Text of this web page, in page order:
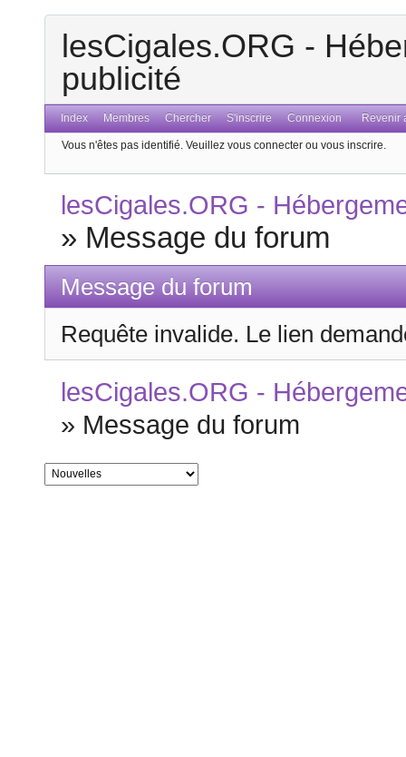
lesCigales.ORG -
publicité
Index Membres Chercher S'inscrire Connexion Revenir
Vous n'êtes pas identifié. Veuillez vous connecter ou vous inscrire.
lesCigales.ORG -
» Message du forum
Message du forum
Requête invalide. Le lien
lesCigales.ORG -
» Message du forum